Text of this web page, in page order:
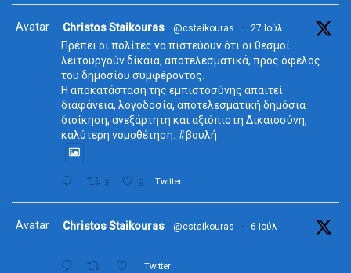
Avatar Christos Staikouras @cstaikouras · 27 Ιούλ
Πρέπει οι πολίτες να πιστεύουν ότι οι θεσμοί
λειτουργούν δίκαια, αποτελεσματικά, προς όφελος
του δημοσίου συμφέροντος.
Η αποκατάσταση της εμπιστοσύνης απαιτεί
διαφάνεια, λογοδοσία, αποτελεσματική δημόσια
διοίκηση, ανεξάρτητη και αξιόπιστη Δικαιοσύνη,
καλύτερη νομοθέτηση. #βουλή
3 9 Twitter
Avatar Christos Staikouras @cstaikouras · 6 Ιούλ
Twitter